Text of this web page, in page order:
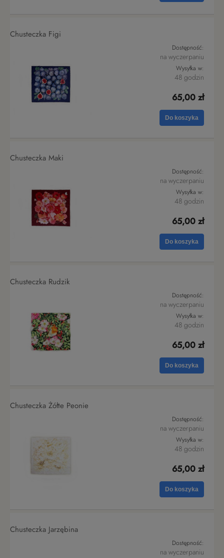
Chusteczka Figi
Dostępność:
na wyczerpaniu
Wysyłka w:
48 godzin
65,00 zł
Do koszyka
Chusteczka Maki
Dostępność:
na wyczerpaniu
Wysyłka w:
48 godzin
65,00 zł
Do koszyka
Chusteczka Rudzik
Dostępność:
na wyczerpaniu
Wysyłka w:
48 godzin
65,00 zł
Do koszyka
Chusteczka Żółte Peonie
Dostępność:
na wyczerpaniu
Wysyłka w:
48 godzin
65,00 zł
Do koszyka
Chusteczka Jarzębina
Dostępność:
na wyczerpaniu